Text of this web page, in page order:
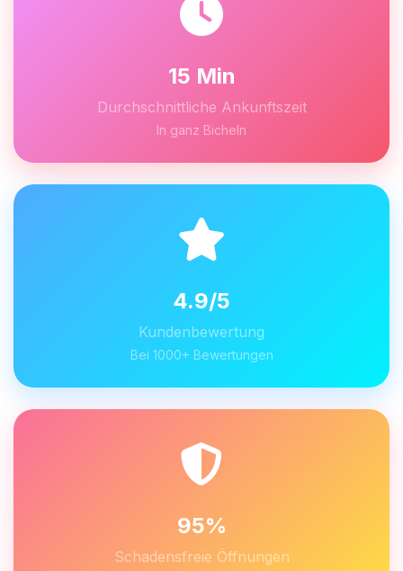
15 Min
Durchschnittliche Ankunftszeit
In ganz Bicheln
4.9/5
Kundenbewertung
Bei 1000+ Bewertungen
95%
Schadensfreie Öffnungen